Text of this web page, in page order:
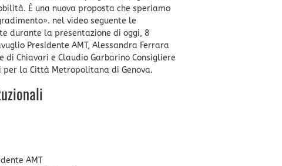
È una nuova proposta che speriamo
nel video seguente le
durante la presentazione di oggi, 8
Presidente AMT, Alessandra Ferrara
di Chiavari e Claudio Garbarino Consigliere
la Città Metropolitana di Genova.
AMT